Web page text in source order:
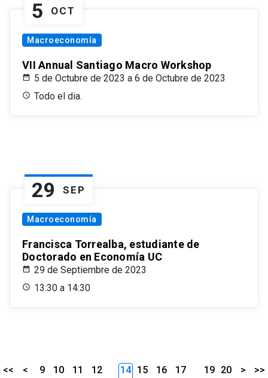
5 OCT
Macroeconomía
VII Annual Santiago Macro Workshop
5 de Octubre de 2023 a 6 de Octubre de 2023
Todo el dia.
29 SEP
Macroeconomía
Francisca Torrealba, estudiante de
Doctorado en Economía UC
29 de Septiembre de 2023
13:30 a 14:30
<< < 9 10 11
12
14 15 16
17
19 20 > >>